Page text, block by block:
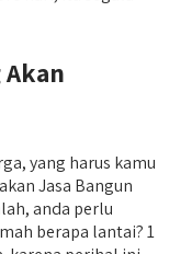
yang harus kamu
Jasa Bangun
anda perlu
berapa lantai? 1